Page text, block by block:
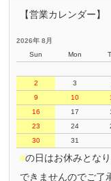
【営業カレンダー】
2026年 8月
Sun
Mon
2
3
9
10
16
17
23
24
30
31
■の日はお休みとな
できませんのでご了